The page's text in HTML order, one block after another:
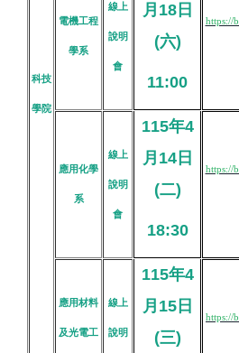
科技
學院
電機工程
學系
線上
說明
會
月18日
(六)
11:00
https://
應用化學
系
線上
說明
會
115年4
月14日
(二)
18:30
https://
應用材料
及光電工
線上
說明
115年4
月15日
(三)
https://